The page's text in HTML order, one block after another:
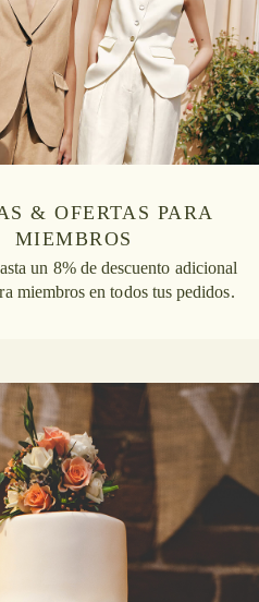
& OFERTAS PARA
MIEMBROS
un 8% de descuento adicional
miembros en todos tus pedidos.